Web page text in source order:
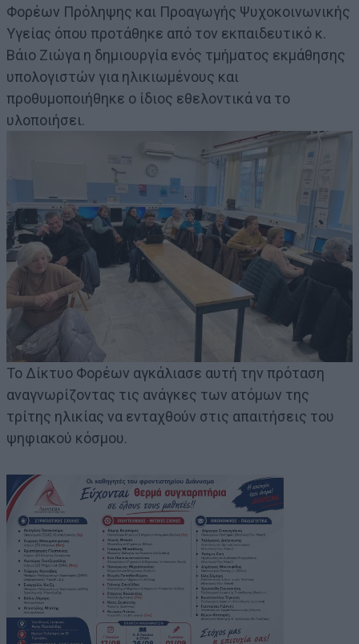
Φορέων Πρόληψης και Προαγωγής Ψυχοκοινωνικής
Υγείας όπου προτάθηκε από τον εκπαιδευτικό κ.
Βάιο Ζιώγα η δημιουργία ενός τμήματος εκμάθησης
υπολογιστών για ηλικιωμένους και
προθυμοποιήθηκε ο ίδιος εθελοντικά να το
υλοποιήσει.
Το Δίκτυο Φορέων αγκάλιασε αυτή την πρόταση
αναγνωρίζοντας τις ανάγκες των ατόμων της
τρίτης ηλικίας να ενταχθούν στις απαιτήσεις του
ψηφιακού κόσμου.